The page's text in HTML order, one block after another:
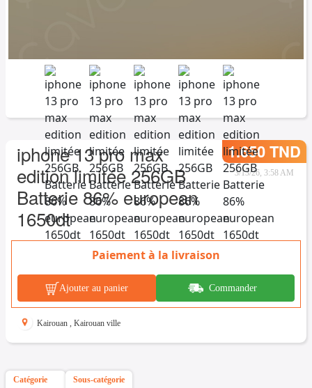
iphone 13 pro max
edition limitée 256GB
Batterie 86% european
1650dt
1.650 TND
3/13/26, 3:58 AM
Paiement à la livraison
Ajouter au panier Commander
Kairouan , Kairouan ville
Catégorie Sous-catégorie